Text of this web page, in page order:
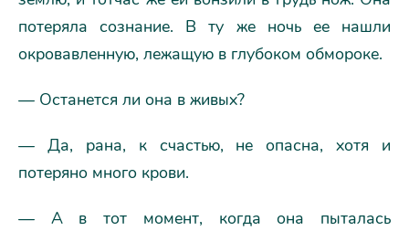
потеряла сознание. В ту же ночь ее нашли
окровавленную, лежащую в глубоком обмороке.
— Останется ли она в живых?
— Да, рана, к счастью, не опасна, хотя и
потеряно много крови.
— А в тот момент, когда она пыталась